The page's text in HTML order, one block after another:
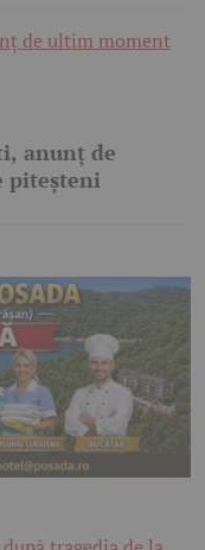
anunț de
piteșteni